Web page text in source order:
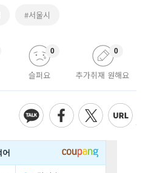
#서울시
슬퍼요
0
추가취재 원해요
0